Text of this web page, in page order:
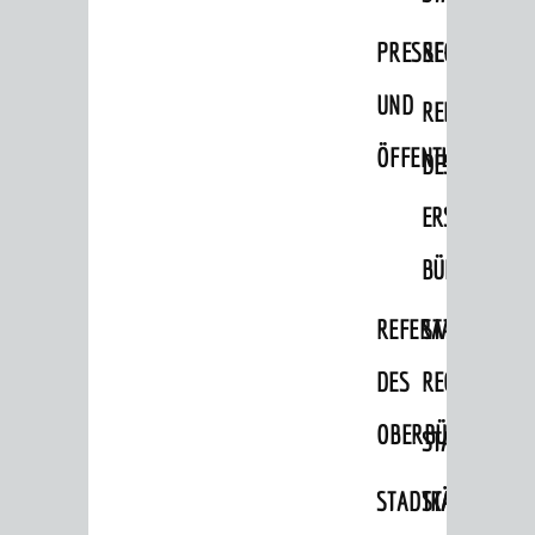
PRESSE-
UND REFERAT
DES
ERSTEN
REFERAT
DES
STABSSTELLE
RECHT
STADTKÄMMEREI
Vermiete doch an deine Stadt